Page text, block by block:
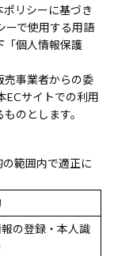
ポリシーに基づき
ーで使用する用語
「個人情報保護
売事業者からの委
ECサイトでの利用
のとします。
範囲内で適正に
の登録・本人識